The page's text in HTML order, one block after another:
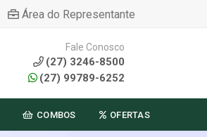
Área do Representante
Fale Conosco
(27) 3246-8500
(27) 99789-6252
COMBOS OFERTAS